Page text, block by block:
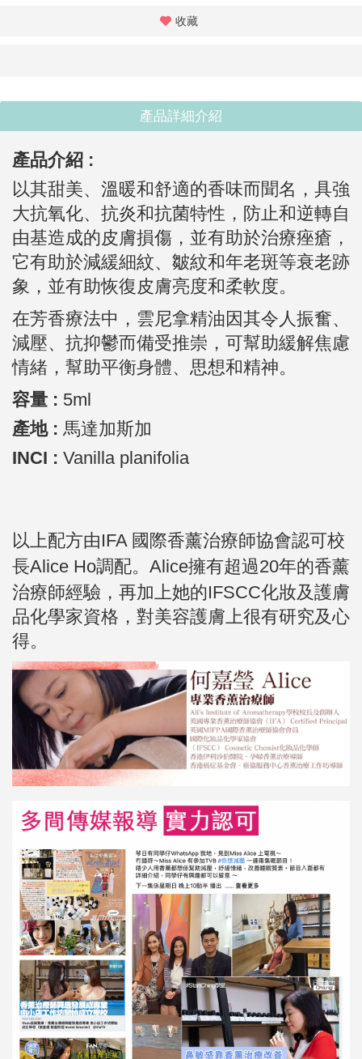
收藏
產品詳細介紹
產品介紹 :
以其甜美、溫暖和舒適的香味而聞名，具強
大抗氧化、抗炎和抗菌特性，防止和逆轉自
由基造成的皮膚損傷，並有助於治療痤瘡，
它有助於減緩細紋、皺紋和年老斑等衰老跡
象，並有助恢復皮膚亮度和柔軟度。
在芳香療法中，雲尼拿精油因其令人振奮、
減壓、抗抑鬱而備受推崇，可幫助緩解焦慮
情緒，幫助平衡身體、思想和精神。
容量 : 5ml
產地 : 馬達加斯加
INCI : Vanilla planifolia
以上配方由IFA 國際香薰治療師協會認可校
長Alice Ho調配。 Alice擁有超過20年的香薰
治療師經驗，再加上她的IFSCC化妝及護膚
品化學家資格，對美容護膚上很有研究及心
得。